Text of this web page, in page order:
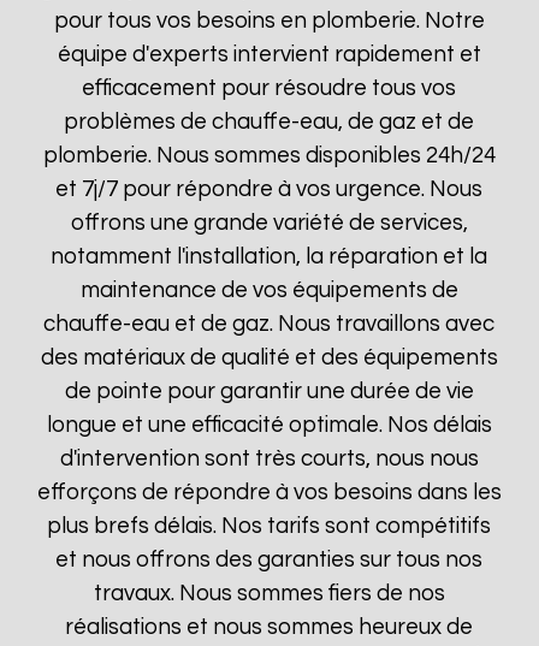
pour tous vos besoins en plomberie. Notre
équipe d'experts intervient rapidement et
efficacement pour résoudre tous vos
problèmes de chauffe-eau, de gaz et de
plomberie. Nous sommes disponibles 24h/24
et 7j/7 pour répondre à vos urgence. Nous
offrons une grande variété de services,
notamment l'installation, la réparation et la
maintenance de vos équipements de
chauffe-eau et de gaz. Nous travaillons avec
des matériaux de qualité et des équipements
de pointe pour garantir une durée de vie
longue et une efficacité optimale. Nos délais
d'intervention sont très courts, nous nous
efforçons de répondre à vos besoins dans les
plus brefs délais. Nos tarifs sont compétitifs
et nous offrons des garanties sur tous nos
travaux. Nous sommes fiers de nos
réalisations et nous sommes heureux de